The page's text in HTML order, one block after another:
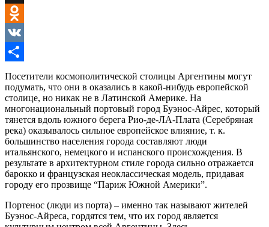
MySpace
Odnoklassniki
VK
Отправить
Посетители космополитической столицы Аргентины могут
подумать, что они в оказались в какой-нибудь европейской
столице, но никак не в Латинской Америке. На
многонациональный портовый город Буэнос-Айрес, который
тянется вдоль южного берега Рио-де-ЛА-Плата (Серебряная
река) оказывалось сильное европейское влияние, т. к.
большинство населения города составляют люди
итальянского, немецкого и испанского происхождения. В
результате в архитектурном стиле города сильно отражается
барокко и французская неоклассическая модель, придавая
городу его прозвище “Париж Южной Америки”.
Портенос (люди из порта) – именно так называют жителей
Буэнос-Айреса, гордятся тем, что их город является